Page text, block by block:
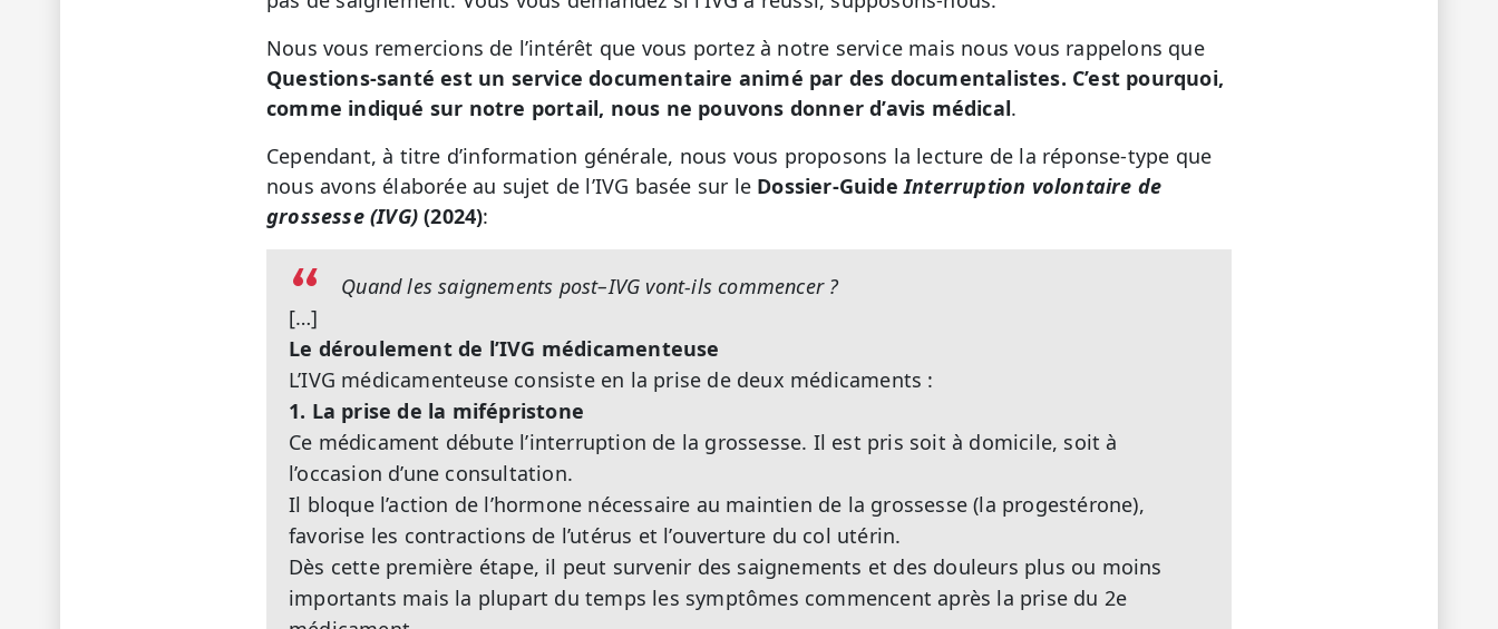
Nous vous remercions de l’intérêt que vous portez à notre service mais nous vous rappelons que
Questions-santé est un service documentaire animé par des documentalistes. C’est pourquoi,
comme indiqué sur notre portail, nous ne pouvons donner d’avis médical.
Cependant, à titre d’information générale, nous vous proposons la lecture de la réponse-type que
nous avons élaborée au sujet de l’IVG basée sur le Dossier-GuideInterruption volontaire de
grossesse (IVG)(2024):
Quand les saignements post–IVG vont-ils commencer ?
[…]
Le déroulement de l’IVG médicamenteuse
L’IVG médicamenteuse consiste en la prise de deux médicaments :
1. La prise de la mifépristone
Ce médicament débute l’interruption de la grossesse. Il est pris soit à domicile, soit à
l’occasion d’une consultation.
Il bloque l’action de l’hormone nécessaire au maintien de la grossesse (la progestérone),
favorise les contractions de l’utérus et l’ouverture du col utérin.
Dès cette première étape, il peut survenir des saignements et des douleurs plus ou moins
importants mais la plupart du temps les symptômes commencent après la prise du 2e